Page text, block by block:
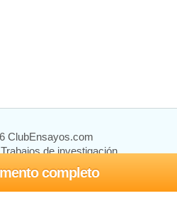
completo
ClubEnsayos.com
de investigación